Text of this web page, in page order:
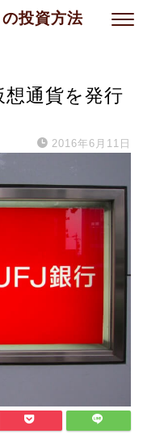
投資方法
通貨を発行
2016年6月11日